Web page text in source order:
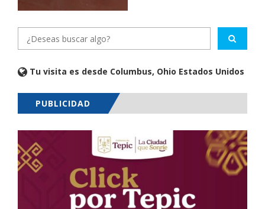
Tu visita es desde Columbus, Ohio Estados Unidos
PUBLICIDAD